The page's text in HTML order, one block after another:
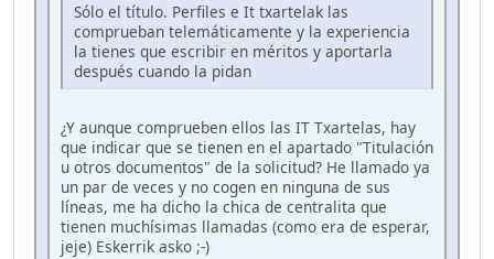
Sólo el título. Perfiles e It txartelak las
comprueban telemáticamente y la experiencia
la tienes que escribir en méritos y aportarla
después cuando la pidan
¿Y aunque comprueben ellos las IT Txartelas, hay
que indicar que se tienen en el apartado "Titulación
u otros documentos" de la solicitud? He llamado ya
un par de veces y no cogen en ninguna de sus
líneas, me ha dicho la chica de centralita que
tienen muchísimas llamadas (como era de esperar,
jeje) Eskerrik asko ;-)